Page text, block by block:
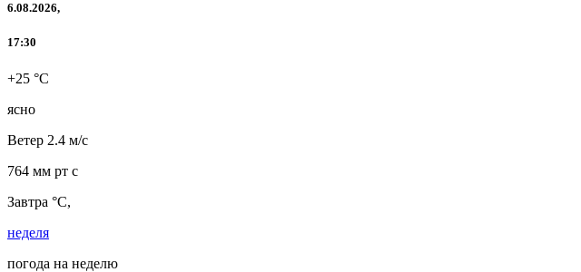
6.08.2026,
17:30
+25 °C
ясно
Ветер 2.4 м/с
764 мм рт с
Завтра °C,
неделя
погода на неделю